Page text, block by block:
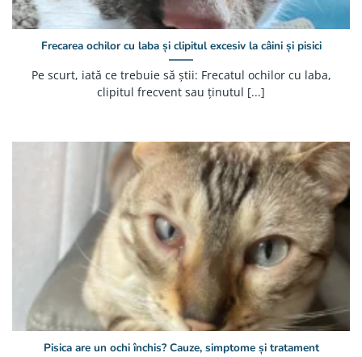
Frecarea ochilor cu laba și clipitul excesiv la câini și pisici
Pe scurt, iată ce trebuie să știi: Frecatul ochilor cu laba,
clipitul frecvent sau ținutul [...]
Pisica are un ochi închis? Cauze, simptome și tratament